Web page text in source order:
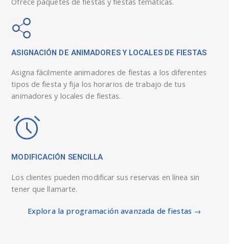
ASIGNACIÓN DE ANIMADORES Y LOCALES DE FIESTAS
Asigna fácilmente animadores de fiestas a los diferentes
tipos de fiesta y fija los horarios de trabajo de tus
animadores y locales de fiestas.
MODIFICACIÓN SENCILLA
Los clientes pueden modificar sus reservas en línea sin
tener que llamarte.
Explora la programación avanzada de fiestas →